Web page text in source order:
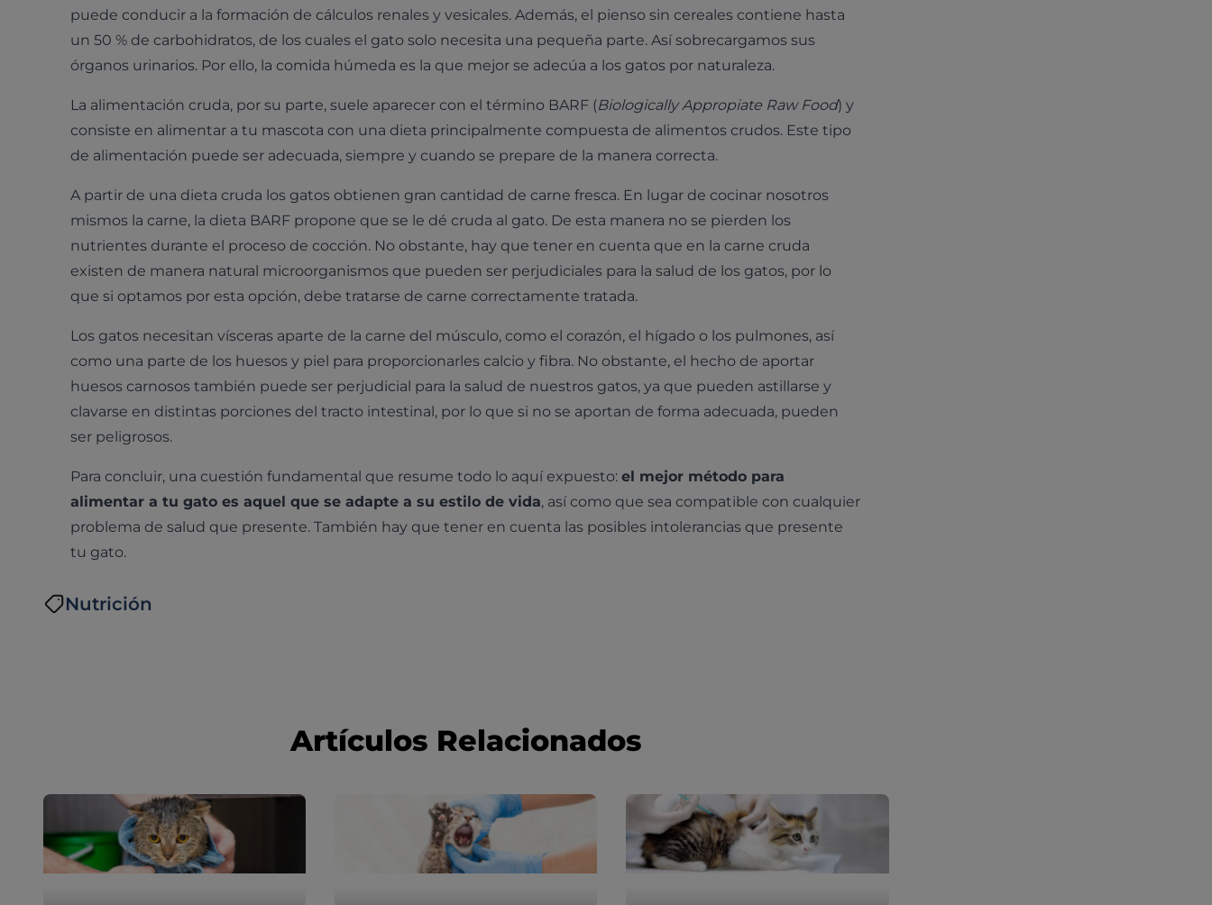
puede conducir a la formación de cálculos renales y vesicales. Además, el pienso sin cereales contiene hasta
un 50 % de carbohidratos, de los cuales el gato solo necesita una pequeña parte. Así sobrecargamos sus
órganos urinarios. Por ello, la comida húmeda es la que mejor se adecúa a los gatos por naturaleza.
La alimentación cruda, por su parte, suele aparecer con el término BARF (Biologically Appropiate Raw Food) y
consiste en alimentar a tu mascota con una dieta principalmente compuesta de alimentos crudos. Este tipo
de alimentación puede ser adecuada, siempre y cuando se prepare de la manera correcta.
A partir de una dieta cruda los gatos obtienen gran cantidad de carne fresca. En lugar de cocinar nosotros
mismos la carne, la dieta BARF propone que se le dé cruda al gato. De esta manera no se pierden los
nutrientes durante el proceso de cocción. No obstante, hay que tener en cuenta que en la carne cruda
existen de manera natural microorganismos que pueden ser perjudiciales para la salud de los gatos, por lo
que si optamos por esta opción, debe tratarse de carne correctamente tratada.
Los gatos necesitan vísceras aparte de la carne del músculo, como el corazón, el hígado o los pulmones, así
como una parte de los huesos y piel para proporcionarles calcio y fibra. No obstante, el hecho de aportar
huesos carnosos también puede ser perjudicial para la salud de nuestros gatos, ya que pueden astillarse y
clavarse en distintas porciones del tracto intestinal, por lo que si no se aportan de forma adecuada, pueden
ser peligrosos.
Para concluir, una cuestión fundamental que resume todo lo aquí expuesto: el mejor método para
alimentar a tu gato es aquel que se adapte a su estilo de vida, así como que sea compatible con cualquier
problema de salud que presente. También hay que tener en cuenta las posibles intolerancias que presente
tu gato.
Nutrición
Artículos Relacionados